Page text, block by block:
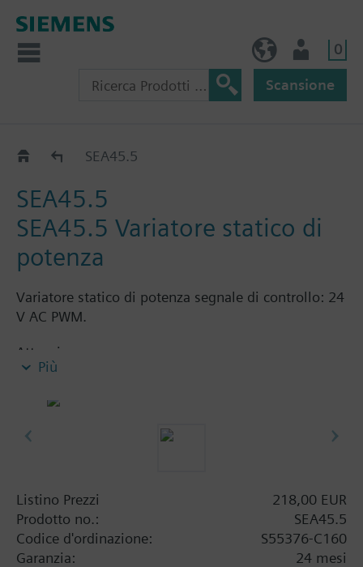
0
Scansione
Variatori di corrente SEA..
SEA45.5
SEA45.5
SEA45.5 Variatore statico di
potenza
Variatore statico di potenza segnale di controllo: 24
V AC PWM.
Attenzione
Mounting & local electrical regulations to be
Summary
SEA45.5 Current valve
Più
Listino Prezzi
218,00 EUR
Prodotto no.:
SEA45.5
Codice d'ordinazione:
S55376-C160
Garanzia:
24 mesi